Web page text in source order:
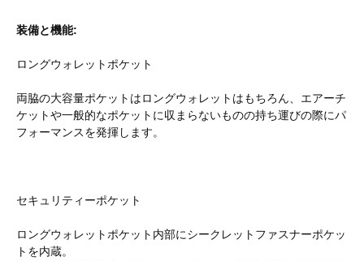
装備と機能:
ロングウォレットポケット
両脇の大容量ポケットはロングウォレットはもちろん、エアーチ
ケットや一般的なポケットに収まらないものの持ち運びの際にパ
フォーマンスを発揮します。
セキュリティーポケット
ロングウォレットポケット内部にシークレットファスナーポケッ
トを内蔵。